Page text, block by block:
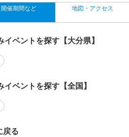
開催期間など 地図・アクセス
ベントを探す【大分県】
ベントを探す【全国】
戻る